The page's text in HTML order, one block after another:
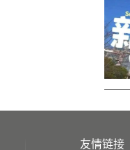
友情链接